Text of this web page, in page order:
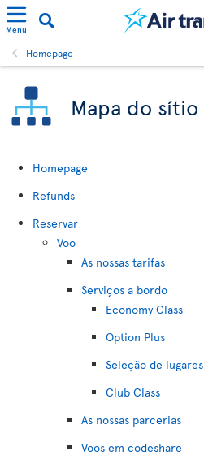
Menu
Homepage
Mapa do sítio
Homepage
Refunds
Reservar
Voo
As nossas tarifas
Serviços a bordo
Economy Class
Option Plus
Seleção de lugares
Club Class
As nossas parcerias
Voos em codeshare